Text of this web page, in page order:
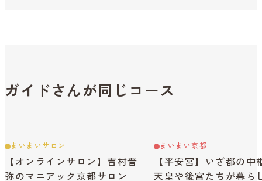
ガイドさんが同じコース
まいまいサロン
【オンラインサロン】吉村晋
弥のマニアック京都サロン
まいまい京都
【平安宮】いざ都の中
天皇や後宮たちが暮ら